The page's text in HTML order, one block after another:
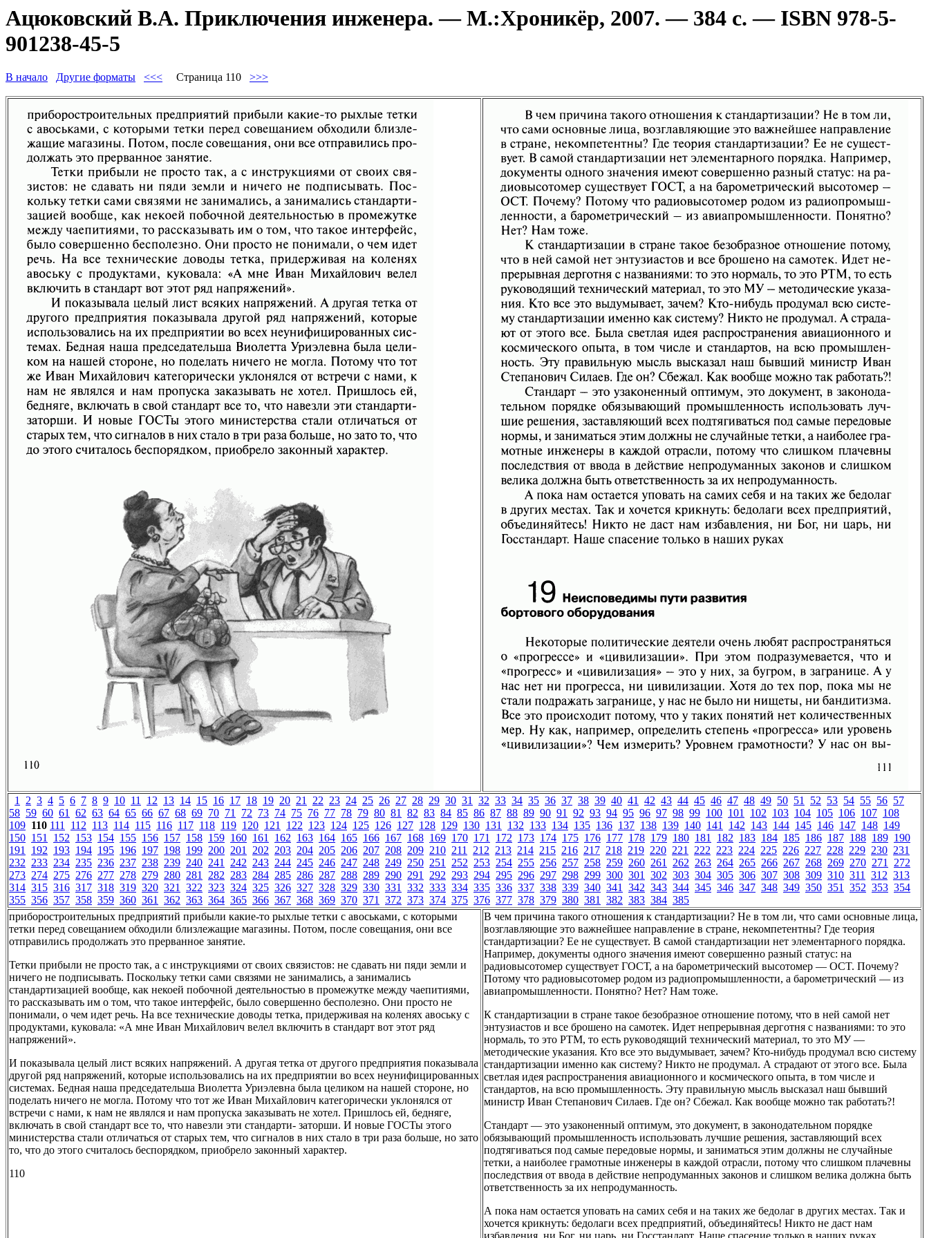
Ацюковский В.А. Приключения инженера. — М.:Хроникёр, 2007. — 384 с. — ISBN 978-5-
901238-45-5
В начало Другие форматы <<< Страница 110 >>>
1 2 3 4 5 6 7 8 9 10 11 12 13 14 15 16 17 18 19 20 21 22 23 24 25 26 27 28 29 30 31 32 33 34 35 36 37 38 39 40 41 42 43 44 45 46 47 48 49 50 51 52 53 54 55 56 57
58 59 60 61 62 63 64 65 66 67 68 69 70 71 72 73 74 75 76 77 78 79 80 81 82 83 84 85 86 87 88 89 90 91 92 93 94 95 96 97 98 99 100 101 102 103 104 105 106 107 108
109 110 111 112 113 114 115 116 117 118 119 120 121 122 123 124 125 126 127 128 129 130 131 132 133 134 135 136 137 138 139 140 141 142 143 144 145 146 147 148 149
150 151 152 153 154 155 156 157 158 159 160 161 162 163 164 165 166 167 168 169 170 171 172 173 174 175 176 177 178 179 180 181 182 183 184 185 186 187 188 189 190
191 192 193 194 195 196 197 198 199 200 201 202 203 204 205 206 207 208 209 210 211 212 213 214 215 216 217 218 219 220 221 222 223 224 225 226 227 228 229 230 231
232 233 234 235 236 237 238 239 240 241 242 243 244 245 246 247 248 249 250 251 252 253 254 255 256 257 258 259 260 261 262 263 264 265 266 267 268 269 270 271 272
273 274 275 276 277 278 279 280 281 282 283 284 285 286 287 288 289 290 291 292 293 294 295 296 297 298 299 300 301 302 303 304 305 306 307 308 309 310 311 312 313
314 315 316 317 318 319 320 321 322 323 324 325 326 327 328 329 330 331 332 333 334 335 336 337 338 339 340 341 342 343 344 345 346 347 348 349 350 351 352 353 354
355 356 357 358 359 360 361 362 363 364 365 366 367 368 369 370 371 372 373 374 375 376 377 378 379 380 381 382 383 384 385
приборостроительных предприятий прибыли какие-то рыхлые тетки с авоськами, с которыми
тетки перед совещанием обходили близлежащие магазины. Потом, после совещания, они все
отправились продолжать это прерванное занятие.
Тетки прибыли не просто так, а с инструкциями от своих связистов: не сдавать ни пяди земли и
ничего не подписывать. Поскольку тетки сами связями не занимались, а занимались
стандартизацией вообще, как некоей побочной деятельностью в промежутке между чаепитиями,
то рассказывать им о том, что такое интерфейс, было совершенно бесполезно. Они просто не
понимали, о чем идет речь. На все технические доводы тетка, придерживая на коленях авоську с
продуктами, куковала: «А мне Иван Михайлович велел включить в стандарт вот этот ряд
напряжений».
И показывала целый лист всяких напряжений. А другая тетка от другого предприятия показывала
другой ряд напряжений, которые использовались на их предприятии во всех неунифицированных
системах. Бедная наша председательша Виолетта Уриэлевна была целиком на нашей стороне, но
поделать ничего не могла. Потому что тот же Иван Михайлович категорически уклонялся от
встречи с нами, к нам не являлся и нам пропуска заказывать не хотел. Пришлось ей, бедняге,
включать в свой стандарт все то, что навезли эти стандарти- заторши. И новые ГОСТы этого
министерства стали отличаться от старых тем, что сигналов в них стало в три раза больше, но зато
то, что до этого считалось беспорядком, приобрело законный характер.
110
В чем причина такого отношения к стандартизации? Не в том ли, что сами основные лица,
возглавляющие это важнейшее направление в стране, некомпетентны? Где теория
стандартизации? Ее не существует. В самой стандартизации нет элементарного порядка.
Например, документы одного значения имеют совершенно разный статус: на
радиовысотомер существует ГОСТ, а на барометрический высотомер — OCT. Почему?
Потому что радиовысотомер родом из радиопромышленности, а барометрический — из
авиапромышленности. Понятно? Нет? Нам тоже.
К стандартизации в стране такое безобразное отношение потому, что в ней самой нет
энтузиастов и все брошено на самотек. Идет непрерывная дерготня с названиями: то это
нормаль, то это РТМ, то есть руководящий технический материал, то это МУ —
методические указания. Кто все это выдумывает, зачем? Кто-нибудь продумал всю систему
стандартизации именно как систему? Никто не продумал. А страдают от этого все. Была
светлая идея распространения авиационного и космического опыта, в том числе и
стандартов, на всю промышленность. Эту правильную мысль высказал наш бывший
министр Иван Степанович Силаев. Где он? Сбежал. Как вообще можно так работать?!
Стандарт — это узаконенный оптимум, это документ, в законодательном порядке
обязывающий промышленность использовать лучшие решения, заставляющий всех
подтягиваться под самые передовые нормы, и заниматься этим должны не случайные
тетки, а наиболее грамотные инженеры в каждой отрасли, потому что слишком плачевны
последствия от ввода в действие непродуманных законов и слишком велика должна быть
ответственность за их непродуманность.
А пока нам остается уповать на самих себя и на таких же бедолаг в других местах. Так и
хочется крикнуть: бедолаги всех предприятий, объединяйтесь! Никто не даст нам